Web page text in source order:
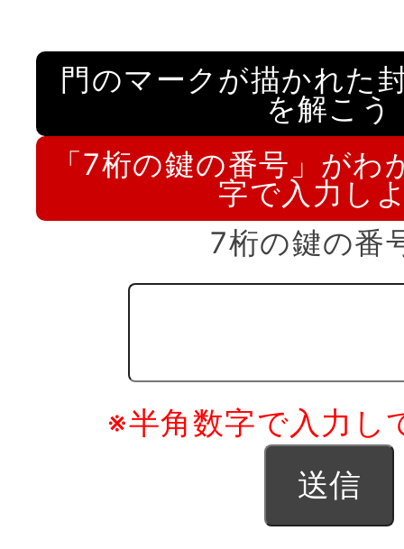
門のマークが描かれた
を解こう
「7桁の鍵の番号」がわ
字で入力し
7桁の鍵の番
※半角数字で入力し